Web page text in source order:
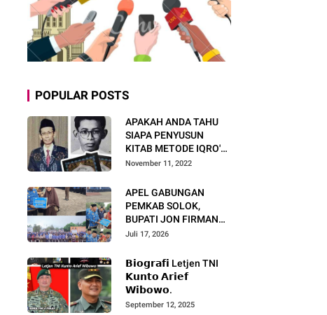
POPULAR POSTS
APAKAH ANDA TAHU
SIAPA PENYUSUN
KITAB METODE IQRO'?
INI BIOGRAFI KH. AS'AD
November 11, 2022
APEL GABUNGAN
PEMKAB SOLOK,
BUPATI JON FIRMAN
PANDU TEKANKAN ASN
DAN PELAYANAN
MASYARAKAT.
Juli 17, 2026
𝗕𝗶𝗼𝗴𝗿𝗮𝗳𝗶 Letjen TNI
𝗞𝘂𝗻𝘁𝗼 𝗔𝗿𝗶𝗲𝗳
𝗪𝗶𝗯𝗼𝘄𝗼.
September 12, 2025